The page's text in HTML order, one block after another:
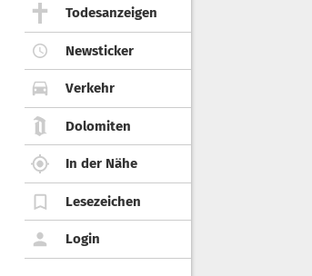
Todesanzeigen
Newsticker
Verkehr
Dolomiten
In der Nähe
Lesezeichen
Login